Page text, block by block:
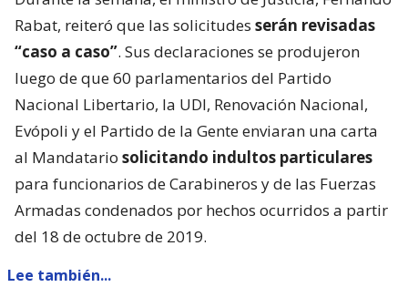
Rabat, reiteró que las solicitudes serán revisadas
“caso a caso”. Sus declaraciones se produjeron
luego de que 60 parlamentarios del Partido
Nacional Libertario, la UDI, Renovación Nacional,
Evópoli y el Partido de la Gente enviaran una carta
al Mandatario solicitando indultos particulares
para funcionarios de Carabineros y de las Fuerzas
Armadas condenados por hechos ocurridos a partir
del 18 de octubre de 2019.
Lee también...